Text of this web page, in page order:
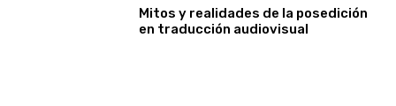
Mitos y realidades de la posedición
en traducción audiovisual